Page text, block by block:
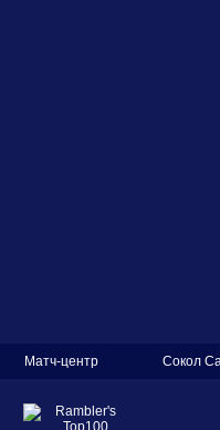
Матч-центр Сокол